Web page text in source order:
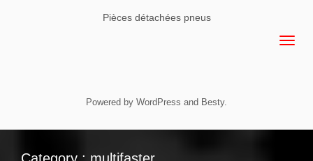
Pièces détachées pneus
Powered by WordPress and Besty.